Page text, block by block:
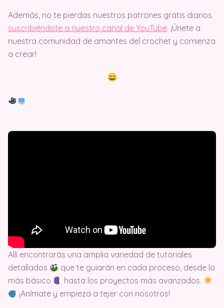
Además, no te pierdas nuestros patrones gratis diarios
suscribiéndote a nuestro canal de YouTube. ¡Únete a
nuestra comunidad de amantes del crochet y comienza
a crear!
Allí encontrarás una amplia variedad de tutoriales
detallados
que te guiarán en cada proceso, desde lo
más básico
hasta los proyectos más avanzados.
¡Anímate y empieza a tejer con nosotros!